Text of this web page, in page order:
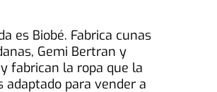
es Biobé. Fabrica cunas
Gemi Bertran y
fabrican la ropa que la
adaptado para vender a